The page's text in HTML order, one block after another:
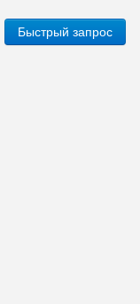
Быстрый запрос